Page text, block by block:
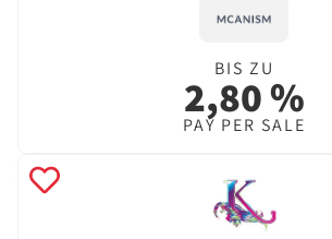
BIS ZU
2,80 %
PAY PER SALE